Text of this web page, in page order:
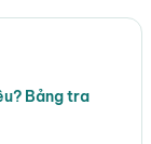
Bảng tra